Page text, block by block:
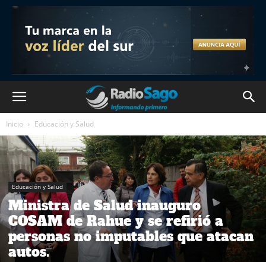
Inicio Educación y Salud
Educación y Salud
Ministra de Salud inauguro
COSAM de Rahue y se refirió a
personas no imputables que atacan
autos.